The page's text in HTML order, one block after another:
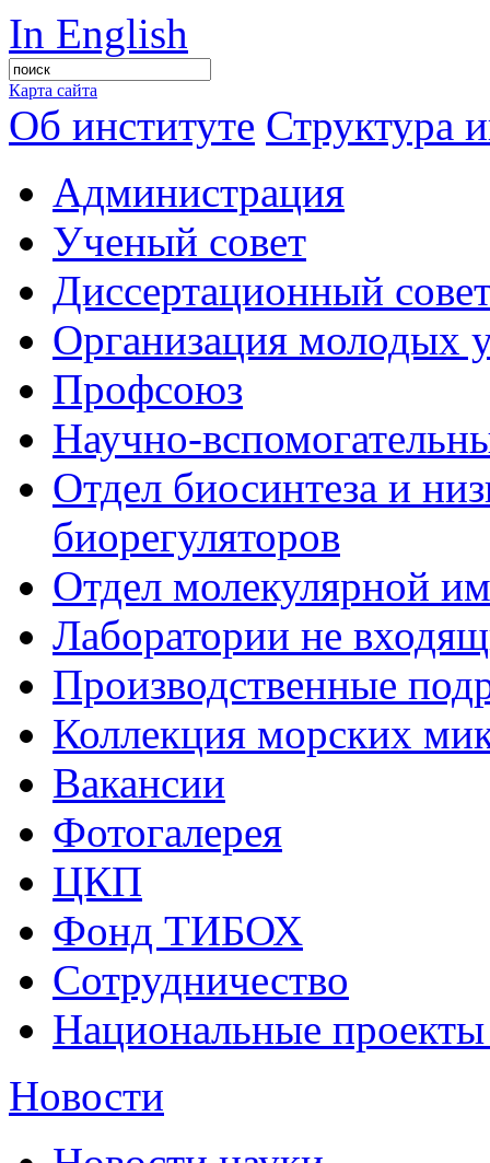
In English
Карта сайта
Об институте Структура
Администрация
Ученый совет
Диссертационный
Организация молодых
Профсоюз
Научно-
Отдел биосинтеза и
биорегуляторов
Отдел молекулярной
Лаборатории не
Производственные
Коллекция морских
Вакансии
Фотогалерея
ЦКП
Фонд ТИБОХ
Сотрудничество
Национальные
Новости